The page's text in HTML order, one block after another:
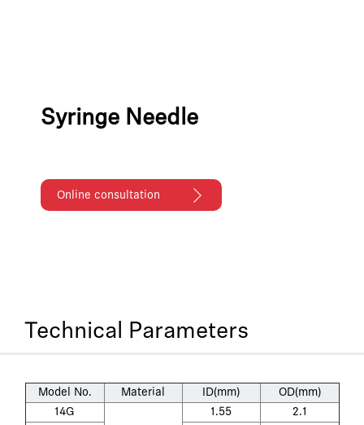
Syringe Needle
Online consultation
Technical Parameters
Model No. Material ID(mm)
OD(mm)
14G
1.55
2.1